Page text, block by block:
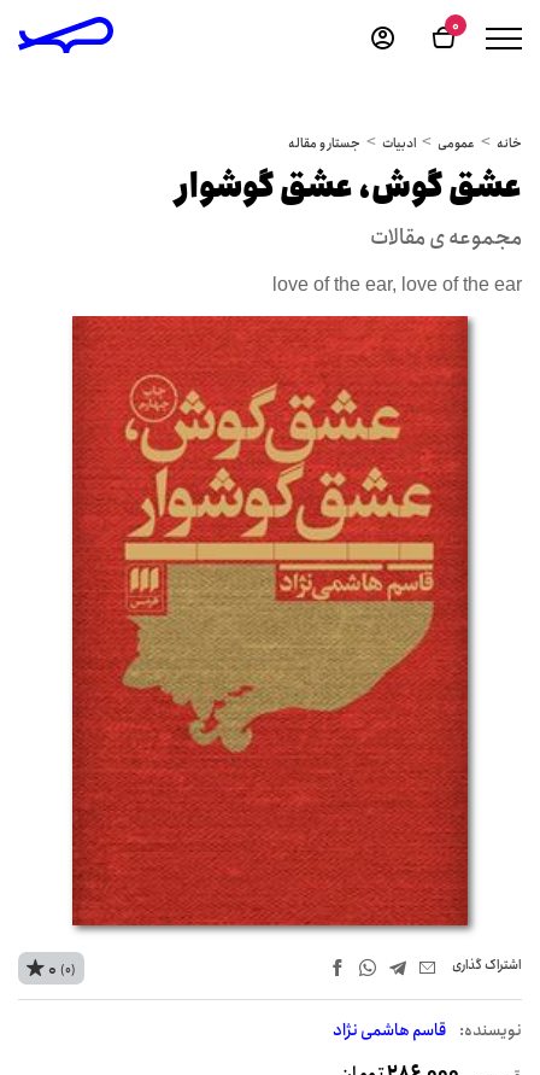
0
خانه عمومی ادبیات جستار و مقاله
عشق گوش، عشق گوشوار
مجموعه ی مقالات
love of the ear, love of the ear
اشتراک‌ گذاری
نويسنده: قاسم هاشمی نژاد
0 (0)